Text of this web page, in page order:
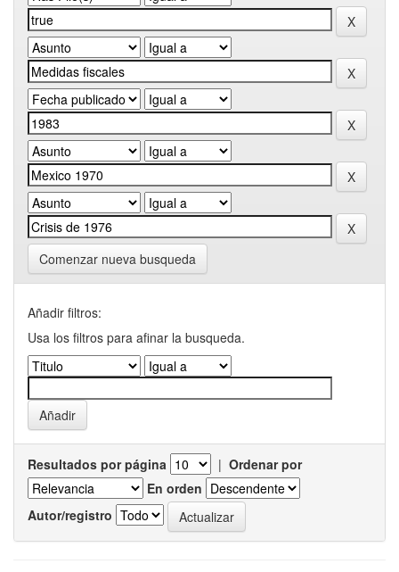
Comenzar nueva busqueda
Añadir filtros:
Usa los filtros para afinar la busqueda.
Resultados por página | Ordenar por
En orden
Autor/registro